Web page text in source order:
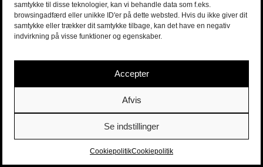
samtykke til disse teknologier, kan vi behandle data som f.eks.
browsingadfærd eller unikke ID'er på dette websted. Hvis du ikke giver dit
samtykke eller trækker dit samtykke tilbage, kan det have en negativ
indvirkning på visse funktioner og egenskaber.
Accepter
Afvis
Se indstillinger
CookiepolitikCookiepolitik
Sort/Hvid | Staldgade 26-30 - 1699 Copenhagen V |
Tickets|billet@sort-hvid.dk